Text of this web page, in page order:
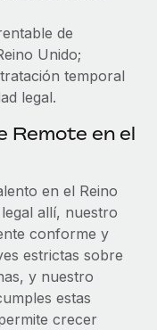
complicado. Tardas
mes...
de
Unido;
temporal
legal.
Remote en el
en el Reino
allí, nuestro
conforme y
estrictas sobre
y nuestro
estas
crecer